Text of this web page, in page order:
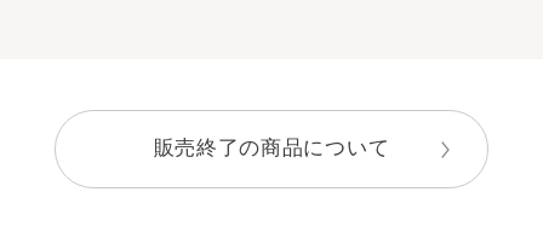
販売終了の商品について